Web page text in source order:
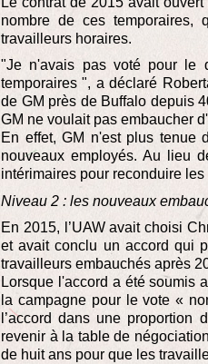
nombre de ces temporaires,
travailleurs horaires.
"Je n'avais pas voté pour le
temporaires ", a déclaré
de GM près de Buffalo depuis
GM ne voulait pas embaucher
En effet, GM n'est plus tenue
nouveaux employés. Au lieu
intérimaires pour reconduire
Niveau 2 : les nouveaux
En 2015, l’UAW avait choisi
et avait conclu un accord qui
travailleurs embauchés après
Lorsque l'accord a été soumis
la campagne pour le vote «
l’accord dans une
revenir à la table de
de huit ans pour que les